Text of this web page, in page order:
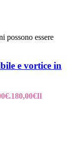
possono essere
e vortice in
180,00€Il